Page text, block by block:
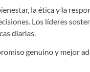
la ética y la
Los líderes
diarias.
genuino y mejor